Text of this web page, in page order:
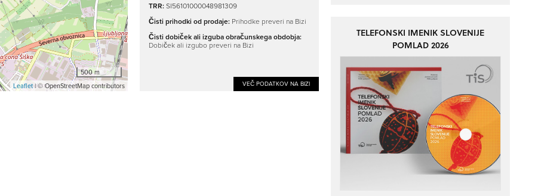
500 m
Leaflet| © OpenStreetMap contributors
TRR:SI56101000048981309
Čisti prihodki od prodaje: Prihodke preveri na Bizi
Čisti dobiček ali izguba obračunskega obdobja:
Dobiček ali izgubo preveri na Bizi
VEČ PODATKOV NA BIZI
TELEFONSKI IMENIK SLOVENIJE
POMLAD 2026